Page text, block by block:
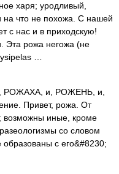
харя; уродливый,
что не похожа. С нашей
с нас и в приходскую!
Эта рожа негожа (не
…
и, РОЖЕНЬ, и,
Привет, рожа. От
возможны иные, кроме
со словом
с его&#8230;